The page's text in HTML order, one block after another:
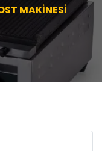
MAKİNESİ